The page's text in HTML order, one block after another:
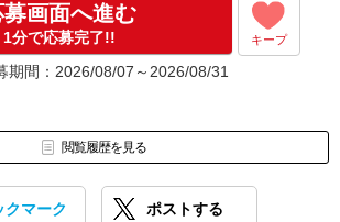
募画面へ進む
1分で応募完了!! キープ
期間：2026/08/07～2026/08/31
閲覧履歴を見る
クマーク ポストする